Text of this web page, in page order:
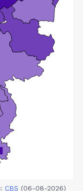
CBS (06-08-2026)